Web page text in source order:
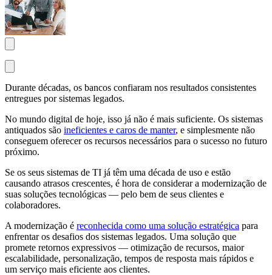
Durante décadas, os bancos confiaram nos resultados consistentes
entregues por sistemas legados.
No mundo digital de hoje, isso já não é mais suficiente. Os sistemas
antiquados são ineficientes e caros de manter, e simplesmente não
conseguem oferecer os recursos necessários para o sucesso no futuro
próximo.
Se os seus sistemas de TI já têm uma década de uso e estão
causando atrasos crescentes, é hora de considerar a modernização de
suas soluções tecnológicas — pelo bem de seus clientes e
colaboradores.
A modernização é reconhecida como uma solução estratégica para
enfrentar os desafios dos sistemas legados. Uma solução que
promete retornos expressivos — otimização de recursos, maior
escalabilidade, personalização, tempos de resposta mais rápidos e
um serviço mais eficiente aos clientes.